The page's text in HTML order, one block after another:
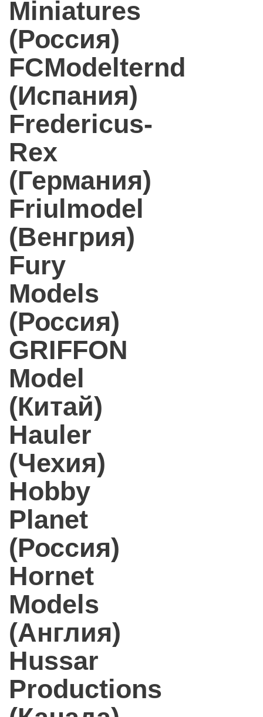
Miniatures
(Россия)
FCModelternd
(Испания)
Fredericus-
Rex
(Германия)
Friulmodel
(Венгрия)
Fury
Models
(Россия)
GRIFFON
Model
(Китай)
Hauler
(Чехия)
Hobby
Planet
(Россия)
Hornet
Models
(Англия)
Hussar
Productions